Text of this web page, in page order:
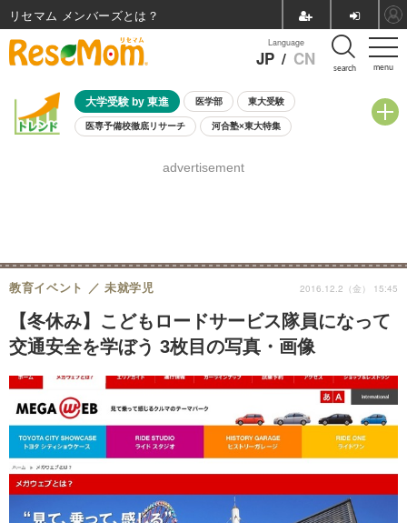
menu
Language
JP / CN search
大学受験 by 東進 医学部 東大受験
医専予備校徹底リサーチ 河合塾×東大特集
8月開催学校説明会・相談会
advertisement
【冬休み】こどもロードサービス隊員になって
交通安全を学ぼう 3枚目の写真・画像
教育イベント 未就学児 2016.12.2（金） 15:45
リセマム メンバーズ